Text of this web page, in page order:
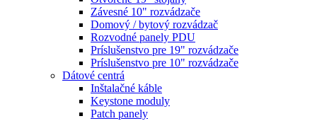
Závesné 10" rozvádzače
Domový / bytový rozvádzač
Rozvodné panely PDU
Príslušenstvo pre 19" rozvádzače
Príslušenstvo pre 10" rozvádzače
Dátové centrá
Inštalačné káble
Keystone moduly
Patch panely